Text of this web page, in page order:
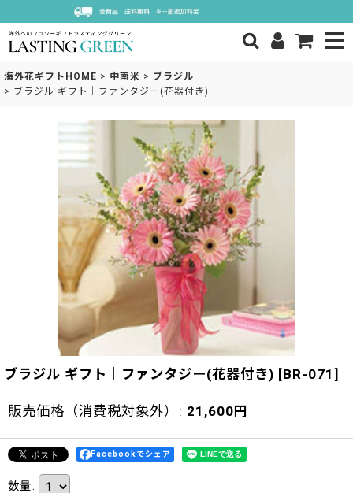
海外花ギフトHOME > 中南米 > ブラジル
> ブラジル ギフト｜ファンタジー(花器付き)
ブラジル ギフト｜ファンタジー(花器付き) [BR-071 ]
販売価格（消費税対象外） : 21,600 円
Facebookでシェア
数量: